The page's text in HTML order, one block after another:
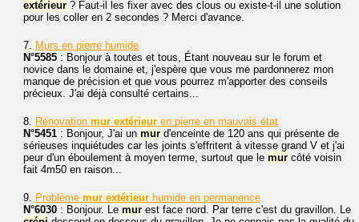
extérieur ? Faut-il les fixer avec des clous ou existe-t-il une solution
pour les coller en 2 secondes ? Merci d'avance.
7. Murs en pierre humide
N°5585 : Bonjour à toutes et tous, Étant nouveau sur le forum et
novice dans le domaine et, j'espère que vous me pardonnerez mon
manque de précision et que vous pourrez m'apporter des conseils
précieux. J'ai déjà consulté certains...
8. Rénovation mur extérieur en pierre en mauvais état
N°5451 : Bonjour, J'ai un mur d'enceinte de 120 ans qui présente de
sérieuses inquiétudes car les joints s'effritent à vitesse grand V et j'ai
peur d'un éboulement à moyen terme, surtout que le mur côté voisin
fait 4m50 en raison...
9. Problème mur extérieur humide en permanence
N°6030 : Bonjour. Le mur est face nord. Par terre c'est du gravillon. Le